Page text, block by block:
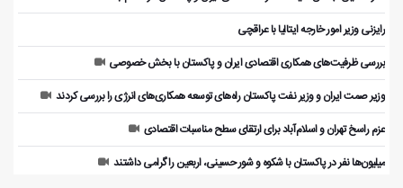
رایزنی وزیر امور خارجه ایتالیا با عراقچی
بررسی ظرفیت‌های همکاری اقتصادی ایران و پاکستان با بخش خصوصی
وزیر صمت ایران و وزیر نفت پاکستان راه‌های توسعه همکاری‌های انرژی را بررسی کردند
عزم راسخ تهران و اسلام‌آباد برای ارتقای سطح مناسبات اقتصادی
میلیون‌ها نفر در پاکستان با شکوه و شور حسینی، اربعین را گرامی داشتند